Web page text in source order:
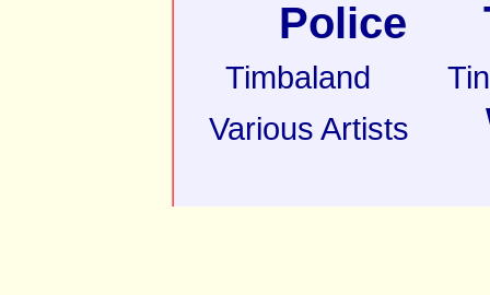
Police
Timbaland
Various Artists